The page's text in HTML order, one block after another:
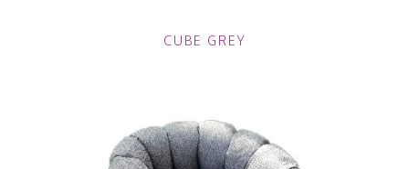
CUBE GREY